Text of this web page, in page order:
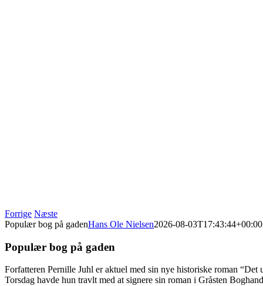
Forrige Næste
Populær bog på gadenHans Ole Nielsen2026-08-03T17:43:44+00:00
Populær bog på gaden
Forfatteren Pernille Juhl er aktuel med sin nye historiske roman “Det
Torsdag havde hun travlt med at signere sin roman i Gråsten